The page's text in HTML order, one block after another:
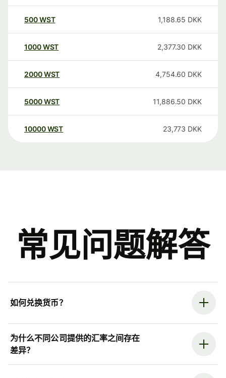
500WST 1,188.65 DKK
1000WST 2,377.30 DKK
2000WST 4,754.60 DKK
5000WST 11,886.50 DKK
10000 WST 23,773 DKK
常见问题解答
如何兑换货币？
为什么不同公司提供的汇率之间存在
差异？